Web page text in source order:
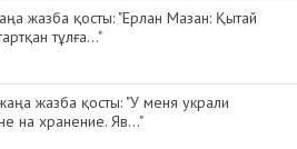
жазба қосты: "Ерлан Мазан: Қытай
тұлға..."
жазба қосты: "У меня украли
на хранение. Яв..."